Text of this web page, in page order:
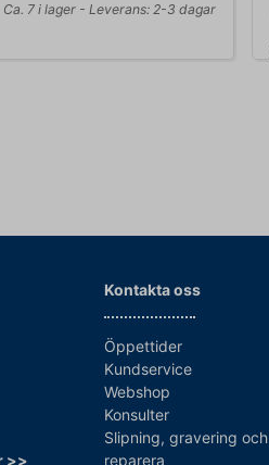
Ca. 7 i lager - Leverans: 2-3 dagar
>>
Kontakta oss
Öppettider
Kundservice
Webshop
Konsulter
Slipning, gravering och
reparera